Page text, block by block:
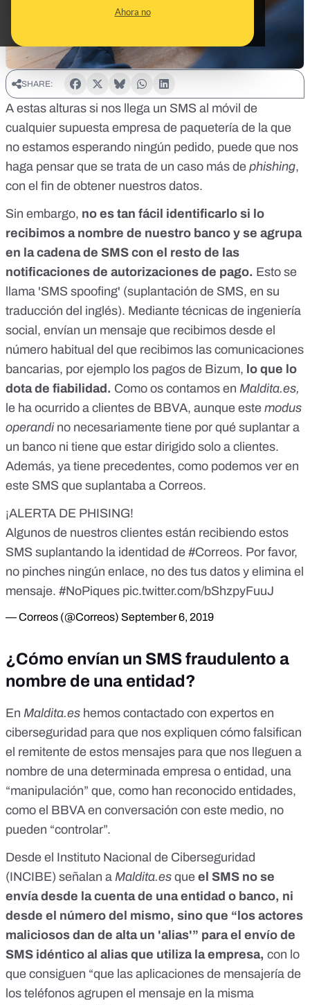
Ahora no
SHARE:
A estas alturas si nos llega un SMS al móvil de
cualquier supuesta empresa de paquetería de la que
no estamos esperando ningún pedido, puede que nos
haga pensar que se trata de un caso más de phishing,
con el fin de obtener nuestros datos.
Sin embargo, no es tan fácil identificarlo si lo
recibimos a nombre de nuestro banco y se agrupa
en la cadena de SMS con el resto de las
notificaciones de autorizaciones de pago. Esto se
llama 'SMS spoofing' (suplantación de SMS, en su
traducción del inglés). Mediante técnicas de ingeniería
social, envían un mensaje que recibimos desde el
número habitual del que recibimos las comunicaciones
bancarias, por ejemplo los pagos de Bizum, lo que lo
dota de fiabilidad. Como os contamos en Maldita.es,
le ha ocurrido a clientes de BBVA, aunque este modus
operandi no necesariamente tiene por qué suplantar a
un banco ni tiene que estar dirigido solo a clientes.
Además, ya tiene precedentes, como podemos ver en
este SMS que suplantaba a Correos.
¡ALERTA DE PHISING!
Algunos de nuestros clientes están recibiendo estos
SMS suplantando la identidad de #Correos. Por favor,
no pinches ningún enlace, no des tus datos y elimina el
mensaje. #NoPiques pic.twitter.com/bShzpyFuuJ
— Correos (@Correos) September 6, 2019
¿Cómo envían un SMS fraudulento a
nombre de una entidad?
En Maldita.es hemos contactado con expertos en
ciberseguridad para que nos expliquen cómo falsifican
el remitente de estos mensajes para que nos lleguen a
nombre de una determinada empresa o entidad, una
“manipulación” que, como han reconocido entidades,
como el BBVA en conversación con este medio, no
pueden “controlar”.
Desde el Instituto Nacional de Ciberseguridad
(INCIBE) señalan a Maldita.es que el SMS no se
envía desde la cuenta de una entidad o banco, ni
desde el número del mismo, sino que “los actores
maliciosos dan de alta un 'alias'” para el envío de
SMS idéntico al alias que utiliza la empresa, con lo
que consiguen “que las aplicaciones de mensajería de
los teléfonos agrupen el mensaje en la misma